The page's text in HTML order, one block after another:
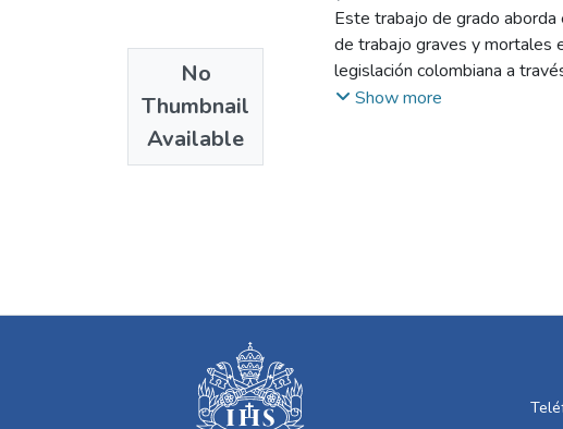
No
Thumbnail
Available
Este trabajo de grado aborda
de trabajo graves y mortales
legislación colombiana a
seguimiento al cumplimiento
entre las que se encuentran
procesos y estudio de
por el área técnica de la
Show more